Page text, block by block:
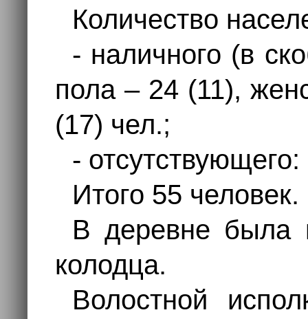
Количество
- наличного (в
пола – 24 (11),
(17) чел.;
-
Итого 55 человек.
В деревне была
колодца.
Волостной